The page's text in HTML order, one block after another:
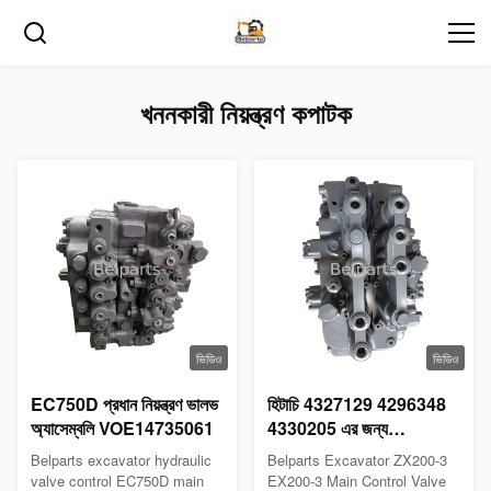
খননকারী নিয়ন্ত্রণ কপাটক
ভিডিও
EC750D প্রধান নিয়ন্ত্রণ ভালভ
অ্যাসেম্বলি VOE14735061
Belparts excavator hydraulic
valve control EC750D main
ভিডিও
হিটাচি 4327129 4296348
4330205 এর জন্য
Excavator ZX200-3
EX200-3 প্রধান নিয়ন্ত্রণ ভালভ
Belparts Excavator ZX200-3
EX200-3 Main Control Valve